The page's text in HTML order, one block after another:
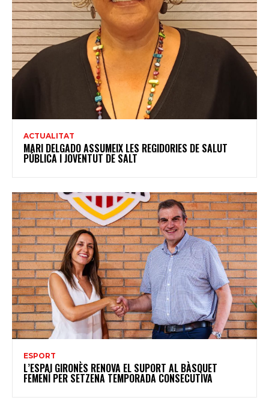
ACTUALITAT
MARI DELGADO ASSUMEIX LES REGIDORIES DE SALUT
PÚBLICA I JOVENTUT DE SALT
ESPORT
L’ESPAI GIRONÈS RENOVA EL SUPORT AL BÀSQUET
FEMENÍ PER SETZENA TEMPORADA CONSECUTIVA